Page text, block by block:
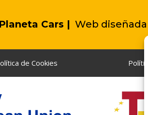
Cars | Web
de Cookies